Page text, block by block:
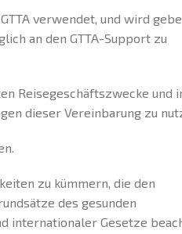
verwendet, und wird
an den GTTA-Support zu
Reisegeschäftszwecke und
dieser Vereinbarung zu
zu kümmern, die den
des gesunden
internationaler Gesetze